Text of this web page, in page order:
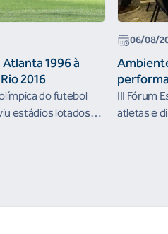
1996 à
2016
do futebol
estádios lotados
06/08/
III Fórum
atletas e